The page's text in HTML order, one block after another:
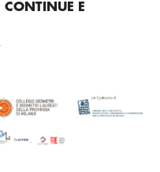
CONTINUE E